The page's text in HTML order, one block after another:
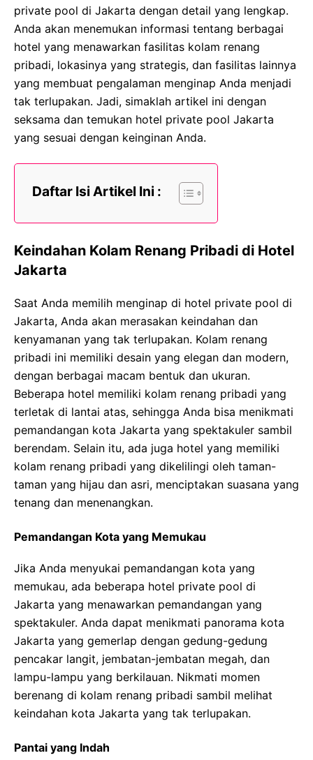
private pool di Jakarta dengan detail yang lengkap.
Anda akan menemukan informasi tentang berbagai
hotel yang menawarkan fasilitas kolam renang
pribadi, lokasinya yang strategis, dan fasilitas lainnya
yang membuat pengalaman menginap Anda menjadi
tak terlupakan. Jadi, simaklah artikel ini dengan
seksama dan temukan hotel private pool Jakarta
yang sesuai dengan keinginan Anda.
Daftar Isi Artikel Ini :
Keindahan Kolam Renang Pribadi di Hotel
Jakarta
Saat Anda memilih menginap di hotel private pool di
Jakarta, Anda akan merasakan keindahan dan
kenyamanan yang tak terlupakan. Kolam renang
pribadi ini memiliki desain yang elegan dan modern,
dengan berbagai macam bentuk dan ukuran.
Beberapa hotel memiliki kolam renang pribadi yang
terletak di lantai atas, sehingga Anda bisa menikmati
pemandangan kota Jakarta yang spektakuler sambil
berendam. Selain itu, ada juga hotel yang memiliki
kolam renang pribadi yang dikelilingi oleh taman-
taman yang hijau dan asri, menciptakan suasana yang
tenang dan menenangkan.
Pemandangan Kota yang Memukau
Jika Anda menyukai pemandangan kota yang
memukau, ada beberapa hotel private pool di
Jakarta yang menawarkan pemandangan yang
spektakuler. Anda dapat menikmati panorama kota
Jakarta yang gemerlap dengan gedung-gedung
pencakar langit, jembatan-jembatan megah, dan
lampu-lampu yang berkilauan. Nikmati momen
berenang di kolam renang pribadi sambil melihat
keindahan kota Jakarta yang tak terlupakan.
Pantai yang Indah